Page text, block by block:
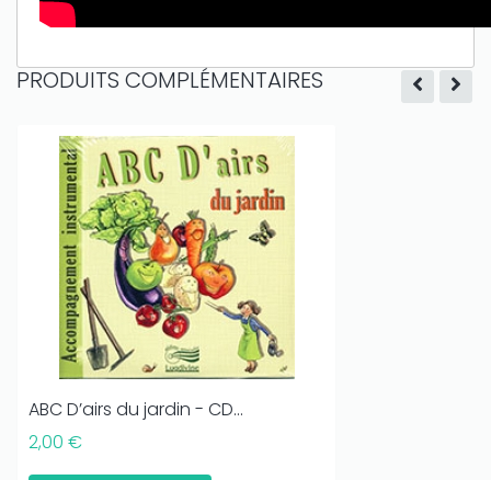
PRODUITS COMPLÉMENTAIRES
ABC D’airs du jardin - CD...
2,00 €